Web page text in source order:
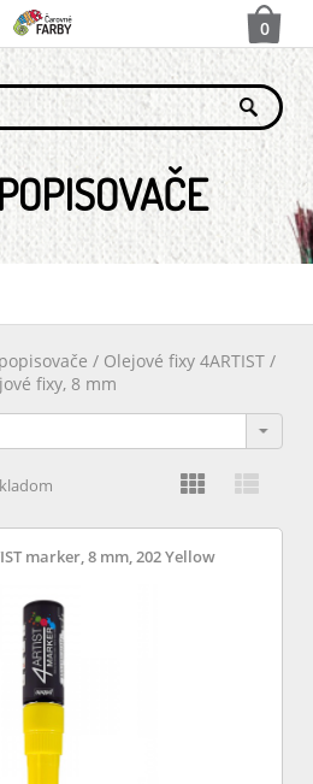
0
/ Olejové fixy 4ARTIST/
fixy, 8 mm
marker, 8 mm, 202 Yellow